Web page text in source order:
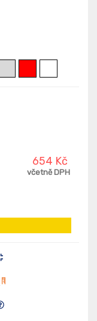
654 Kč
včetně DPH